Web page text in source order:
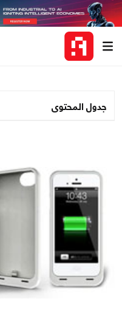
جدول المحتوى